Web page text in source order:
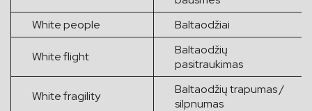
White people
Baltaodžiai
White flight
Baltaodžių
pasitraukimas
White fragility
Baltaodžių trapumas /
silpnumas